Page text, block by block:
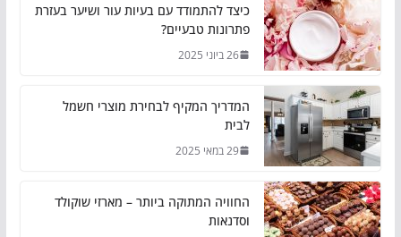
כיצד להתמודד עם בעיות עור ושיער בעזרת
פתרונות טבעיים?
26 ביוני 2025
המדריך המקיף לבחירת מוצרי חשמל
לבית
29 במאי 2025
החוויה המתוקה ביותר – מארזי שוקולד
וסדנאות